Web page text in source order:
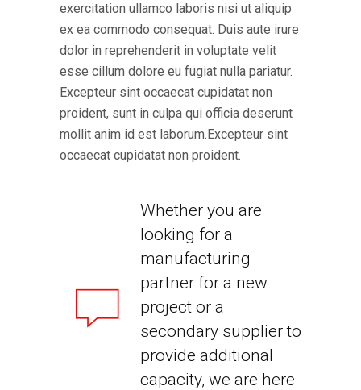
exercitation ullamco laboris nisi ut aliquip
ex ea commodo consequat. Duis aute irure
dolor in reprehenderit in voluptate velit
esse cillum dolore eu fugiat nulla pariatur.
Excepteur sint occaecat cupidatat non
proident, sunt in culpa qui officia deserunt
mollit anim id est laborum.Excepteur sint
occaecat cupidatat non proident.
Whether you are
looking for a
manufacturing
partner for a new
project or a
secondary supplier to
provide additional
capacity, we are here